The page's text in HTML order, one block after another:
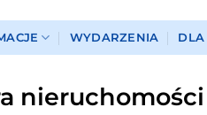
WYDARZENIA DLA